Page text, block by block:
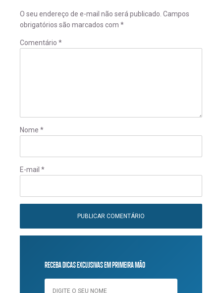
O seu endereço de e-mail não será publicado. Campos
obrigatórios são marcados com *
Comentário *
Nome *
E-mail *
RECEBA DICAS EXCLUSIVAS EM PRIMEIRA MÃO